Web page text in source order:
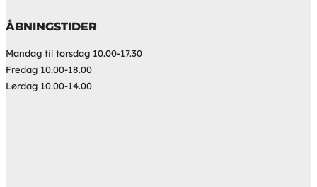
ÅBNINGSTIDER
Mandag til torsdag 10.00-17.30
Fredag 10.00-18.00
Lørdag 10.00-14.00